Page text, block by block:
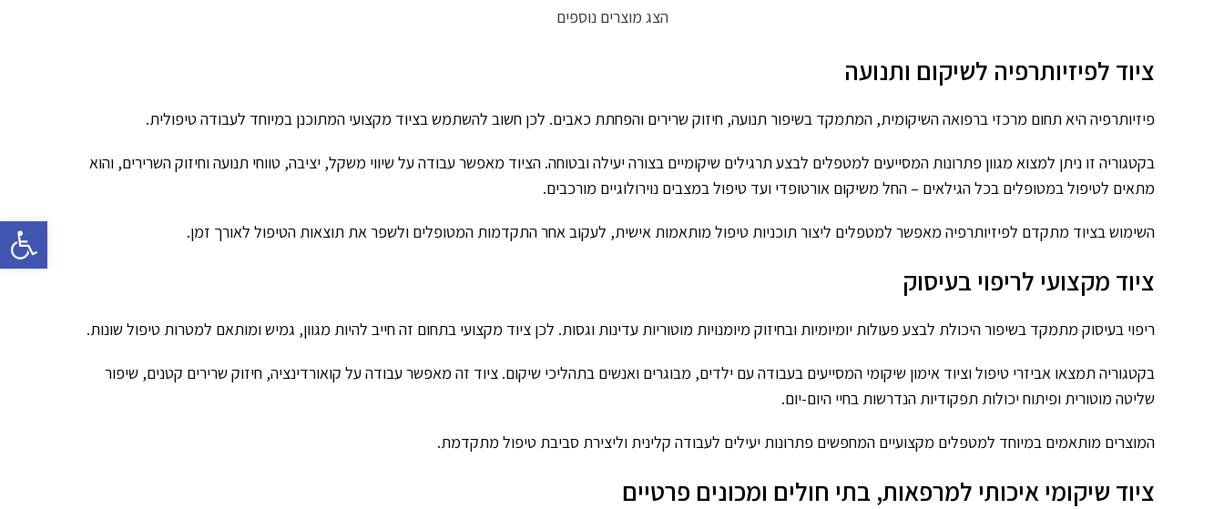
הצג מוצרים נוספים
ציוד לפיזיותרפיה לשיקום ותנועה
פיזיותרפיה היא תחום מרכזי ברפואה השיקומית, המתמקד בשיפור תנועה, חיזוק שרירים והפחתת כאבים. לכן חשוב להשתמש בציוד מקצועי המתוכנן במיוחד לעבודה טיפולית.
בקטגוריה זו ניתן למצוא מגוון פתרונות המסייעים למטפלים לבצע תרגילים שיקומיים בצורה יעילה ובטוחה. הציוד מאפשר עבודה על שיווי משקל, יציבה, טווחי תנועה וחיזוק השרירים, והוא
מתאים לטיפול במטופלים בכל הגילאים – החל משיקום אורטופדי ועד טיפול במצבים נוירולוגיים מורכבים.
השימוש בציוד מתקדם לפיזיותרפיה מאפשר למטפלים ליצור תוכניות טיפול מותאמות אישית, לעקוב אחר התקדמות המטופלים ולשפר את תוצאות הטיפול לאורך זמן.
ציוד מקצועי לריפוי בעיסוק
ריפוי בעיסוק מתמקד בשיפור היכולת לבצע פעולות יומיומיות ובחיזוק מיומנויות מוטוריות עדינות וגסות. לכן ציוד מקצועי בתחום זה חייב להיות מגוון, גמיש ומותאם למטרות טיפול שונות.
בקטגוריה תמצאו אביזרי טיפול וציוד אימון שיקומי המסייעים בעבודה עם ילדים, מבוגרים ואנשים בתהליכי שיקום. ציוד זה מאפשר עבודה על קואורדינציה, חיזוק שרירים קטנים, שיפור
שליטה מוטורית ופיתוח יכולות תפקודיות הנדרשות בחיי היום-יום.
המוצרים מותאמים במיוחד למטפלים מקצועיים המחפשים פתרונות יעילים לעבודה קלינית וליצירת סביבת טיפול מתקדמת.
ציוד שיקומי איכותי למרפאות, בתי חולים ומכונים פרטיים
פתח